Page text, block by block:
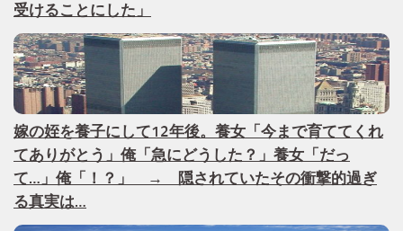
受けることにした」
嫁の姪を養子にして12年後。養女「今まで育ててくれ
てありがとう」俺「急にどうした？」養女「だっ
て…」俺「！？」 → 隠されていたその衝撃的過ぎ
る真実は…